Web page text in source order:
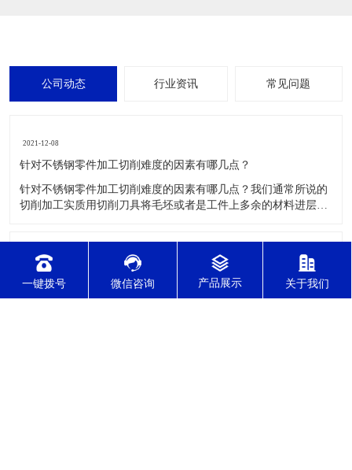
公司动态 行业资讯 常见问题
2021-12-08
针对不锈钢零件加工切削难度的因素有哪几点？
针对不锈钢零件加工切削难度的因素有哪几点？我们通常所说的
切削加工实质用切削刀具将毛坯或者是工件上多余的材料进层进
其他的常规材料，比如铜材和铝合金，究其原因有以下几个关键
2021-12-08
CNC车铣复合加工主要有哪几种加工形式？
CNC车铣复合加工主要有哪几种加工形式？车铣复合加工有两种
一键拨号 微信咨询 关于我们